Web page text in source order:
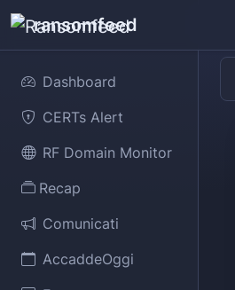
ransomfeed
Dashboard
CERTs Alert
RF Domain Monitor
Recap
Comunicati
AccaddeOggi